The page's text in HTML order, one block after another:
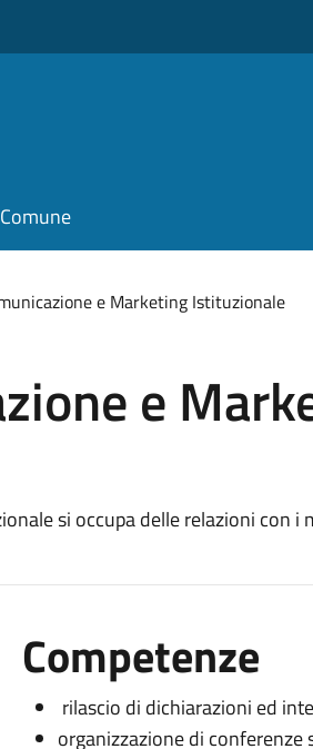
e Marketing Istituzionale
e
si occupa delle relazioni con i
Competenze
rilascio di dichiarazioni ed
organizzazione di